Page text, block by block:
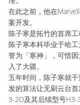
在此之前，他在
案开发。
陈子寒是拓竹的首席工
陈子寒本科毕业于哈
誉为「寒神」，可惜
入了大疆。
五年时间，陈子寒就
发的算法让无刷云台
3-2D及其后续型号H3-